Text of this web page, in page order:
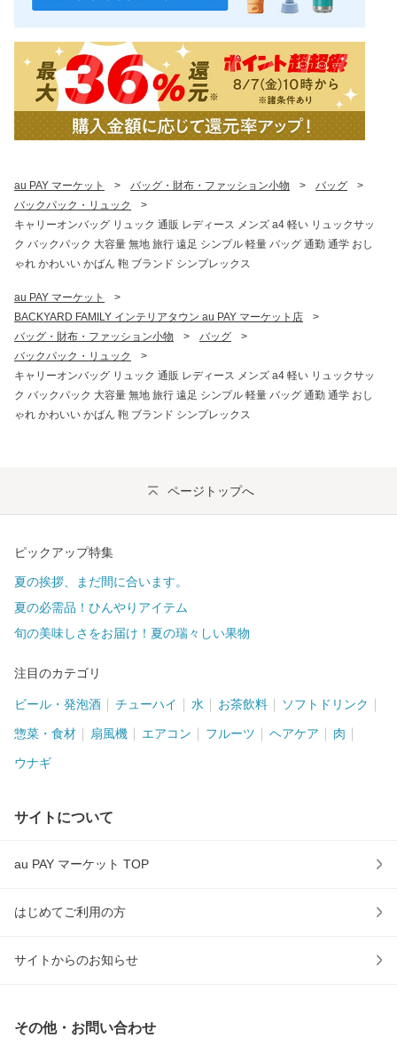
au PAY マーケット > バッグ・財布・ファッション小物 > バッグ
>
バックパック・リュック
>
キャリーオンバッグ リュック 通販 レディース メンズ a4 軽い リュックサッ
ク バックパック 大容量 無地 旅行 遠足 シンプル 軽量 バッグ 通勤 通学 おし
ゃれ かわいい かばん 鞄 ブランド シンプレックス
au PAY マーケット
>
BACKYARD FAMILY インテリアタウン au PAY マーケット店
>
バッグ・財布・ファッション小物
> バッグ
>
バックパック・リュック
>
キャリーオンバッグ リュック 通販 レディース メンズ a4 軽い リュックサッ
ク バックパック 大容量 無地 旅行 遠足 シンプル 軽量 バッグ 通勤 通学 おし
ゃれ かわいい かばん 鞄 ブランド シンプレックス
ページトップへ
ピックアップ特集
夏の挨拶、まだ間に合います。
夏の必需品！ひんやりアイテム
旬の美味しさをお届け！夏の瑞々しい果物
注目のカテゴリ
ビール・発泡酒 チューハイ 水 お茶飲料 ソフトドリンク
惣菜・食材 扇風機 エアコン フルーツ ヘアケア 肉
ウナギ
サイトについて
au PAY マーケット TOP
はじめてご利用の方
サイトからのお知らせ
その他・お問い合わせ